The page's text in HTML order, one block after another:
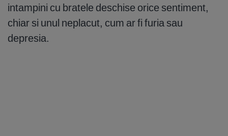
intampini cu bratele deschise orice sentiment,
chiar si unul neplacut, cum ar fi furia sau
depresia.